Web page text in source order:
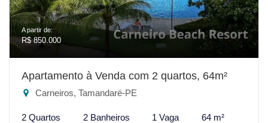
A partir de:
R$ 850.000
Apartamento à Venda com 2 quartos, 64m²
Carneiros, Tamandaré-PE
2 Quartos 2 Banheiros 1 Vaga 64 m²